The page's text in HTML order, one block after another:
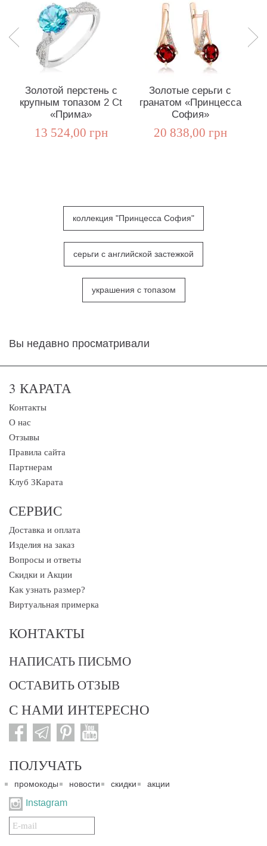
Золотой перстень с
крупным топазом 2 Ct
«Прима»
13 524,00 грн
Золотые серьги с
гранатом «Принцесса
София»
20 838,00 грн
коллекция "Принцесса София"
серьги с английской застежкой
украшения с топазом
Вы недавно просматривали
3 КАРАТА
Контакты
О нас
Отзывы
Правила сайта
Партнерам
Клуб 3Карата
СЕРВИС
Доставка и оплата
Изделия на заказ
Вопросы и ответы
Скидки и Акции
Как узнать размер?
Виртуальная примерка
КОНТАКТЫ
НАПИСАТЬ ПИСЬМО
ОСТАВИТЬ ОТЗЫВ
С НАМИ ИНТЕРЕСНО
ПОЛУЧАТЬ
промокоды новости скидки акции
Instagram
Подписаться
на